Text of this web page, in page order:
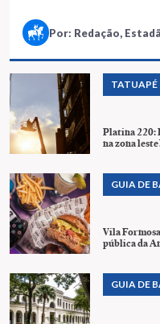
Por: Redação,
TATUAPÉ
Platina 220:
na zona
GUIA DE
Vila
pública da
GUIA DE